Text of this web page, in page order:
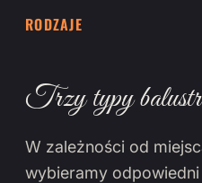
RODZAJE
Trzy typy
W zależności od
wybieramy